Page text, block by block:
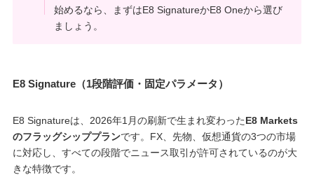
始めるなら、まずはE8 SignatureかE8 Oneから選び
ましょう。
E8 Signature（1段階評価・固定パラメータ）
E8 Signatureは、2026年1月の刷新で生まれ変わったE8 Markets
のフラッグシッププランです。FX、先物、仮想通貨の3つの市場
に対応し、すべての段階でニュース取引が許可されているのが大
きな特徴です。